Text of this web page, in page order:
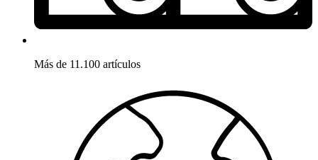
Más de 11.100 artículos